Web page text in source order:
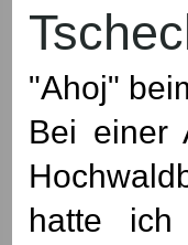
"Ahoj"
Bei einer
hatte ich